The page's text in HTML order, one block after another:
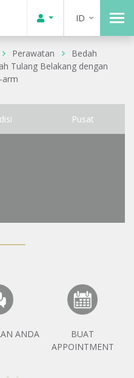
ID
Perawatan
Bedah
Tulang Belakang dengan
arm
Pusat
ANDA
BUAT
APPOINTMENT